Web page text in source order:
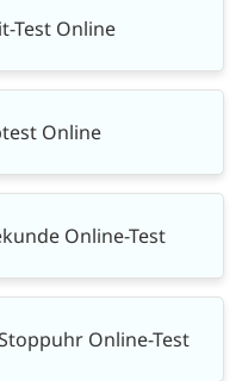
Test Online
Online
Online-Test
Online-Test